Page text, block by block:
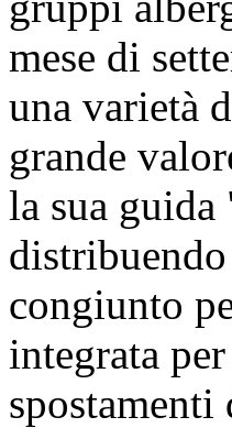
mese di
una varietà
grande
la sua
congiunto
integrata